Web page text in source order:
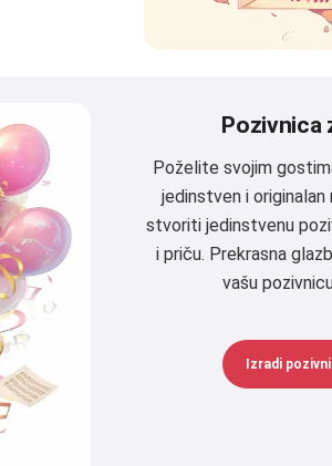
Pozivnica
Poželite svojim
jedinstven i originalan
stvoriti jedinstvenu
i priču. Prekrasna
vašu
Izradi